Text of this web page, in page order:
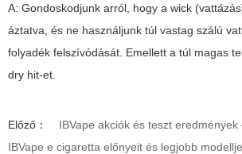
A: Gondoskodjunk arról, hogy a wick
áztatva, és ne használjunk túl vastag szálú
folyadék felszívódását. Emellett a túl magas
dry hit-et.
Előző：
IBVape akciók és teszt
IBVape e cigaretta előnyeit és legjobb